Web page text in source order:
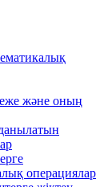
және оның
операциялар